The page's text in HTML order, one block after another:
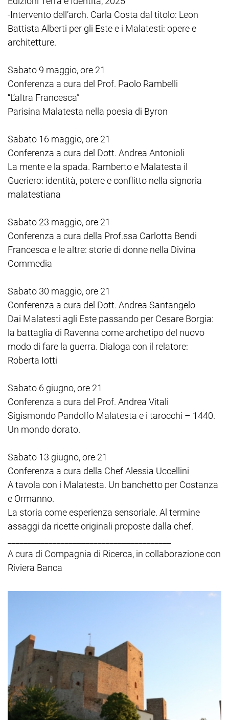
-Intervento dell’arch. Carla Costa dal titolo: Leon
Battista Alberti per gli Este e i Malatesti: opere e
architetture.
Sabato 9 maggio, ore 21
Conferenza a cura del Prof. Paolo Rambelli
“L’altra Francesca”
Parisina Malatesta nella poesia di Byron
Sabato 16 maggio, ore 21
Conferenza a cura del Dott. Andrea Antonioli
La mente e la spada. Ramberto e Malatesta il
Gueriero: identità, potere e conflitto nella signoria
malatestiana
Sabato 23 maggio, ore 21
Conferenza a cura della Prof.ssa Carlotta Bendi
Francesca e le altre: storie di donne nella Divina
Commedia
Sabato 30 maggio, ore 21
Conferenza a cura del Dott. Andrea Santangelo
Dai Malatesti agli Este passando per Cesare Borgia:
la battaglia di Ravenna come archetipo del nuovo
modo di fare la guerra. Dialoga con il relatore:
Roberta Iotti
Sabato 6 giugno, ore 21
Conferenza a cura del Prof. Andrea Vitali
Sigismondo Pandolfo Malatesta e i tarocchi – 1440.
Un mondo dorato.
Sabato 13 giugno, ore 21
Conferenza a cura della Chef Alessia Uccellini
A tavola con i Malatesta. Un banchetto per Costanza
e Ormanno.
La storia come esperienza sensoriale. Al termine
assaggi da ricette originali proposte dalla chef.
A cura di Compagnia di Ricerca, in collaborazione con
Riviera Banca